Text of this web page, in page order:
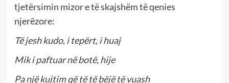
tjetërsimin mizor e të skajshëm të qenies
njerëzore:
Të jesh kudo, i tepërt, i huaj
Mik i paftuar në botë, hije
Pa një kujtim që të të bëjë të vuash